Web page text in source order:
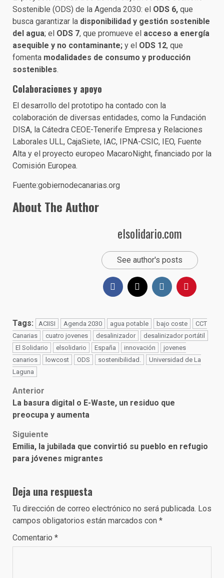
Sostenible (ODS) de la Agenda 2030: el ODS 6, que
busca garantizar la disponibilidad y gestión sostenible
del agua; el ODS 7, que promueve el acceso a energía
asequible y no contaminante; y el ODS 12, que
fomenta modalidades de consumo y producción
sostenibles.
Colaboraciones y apoyo
El desarrollo del prototipo ha contado con la
colaboración de diversas entidades, como la Fundación
DISA, la Cátedra CEOE-Tenerife Empresa y Relaciones
Laborales ULL, CajaSiete, IAC, IPNA-CSIC, IEO, Fuente
Alta y el proyecto europeo MacaroNight, financiado por la
Comisión Europea.
Fuente:gobiernodecanarias.org
About The Author
elsolidario.com
See author's posts
Tags: ACIISI Agenda 2030 agua potable bajo coste
CCT
Canarias
cuatro jovenes desalinizador
desalinizador portátil
El Solidario
elsolidario España innovación
jovenes
canarios
lowcost ODS sostenibilidad.
Universidad de La
Laguna
Post
navigation
Anterior
La basura digital o E-Waste, un residuo que
preocupa y aumenta
Siguiente
Emilia, la jubilada que convirtió su pueblo en refugio
para jóvenes migrantes
Deja una respuesta
Tu dirección de correo electrónico no será publicada. Los
campos obligatorios están marcados con *
Comentario *